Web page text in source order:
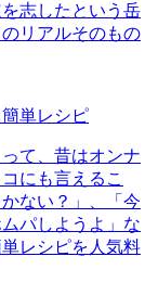
志したという岳
リアルそのもの
単レシピ
て、昔はオンナ
にも言えるこ
ない？」、「今
パしようよ」な
レシピを人気料